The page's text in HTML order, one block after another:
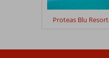
Proteas Blu Resort